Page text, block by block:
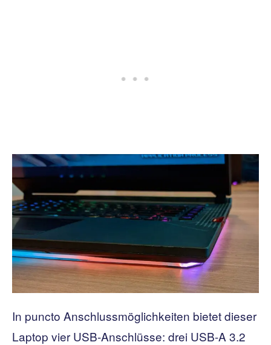
In puncto Anschlussmöglichkeiten bietet dieser
Laptop vier USB-Anschlüsse: drei USB-A 3.2